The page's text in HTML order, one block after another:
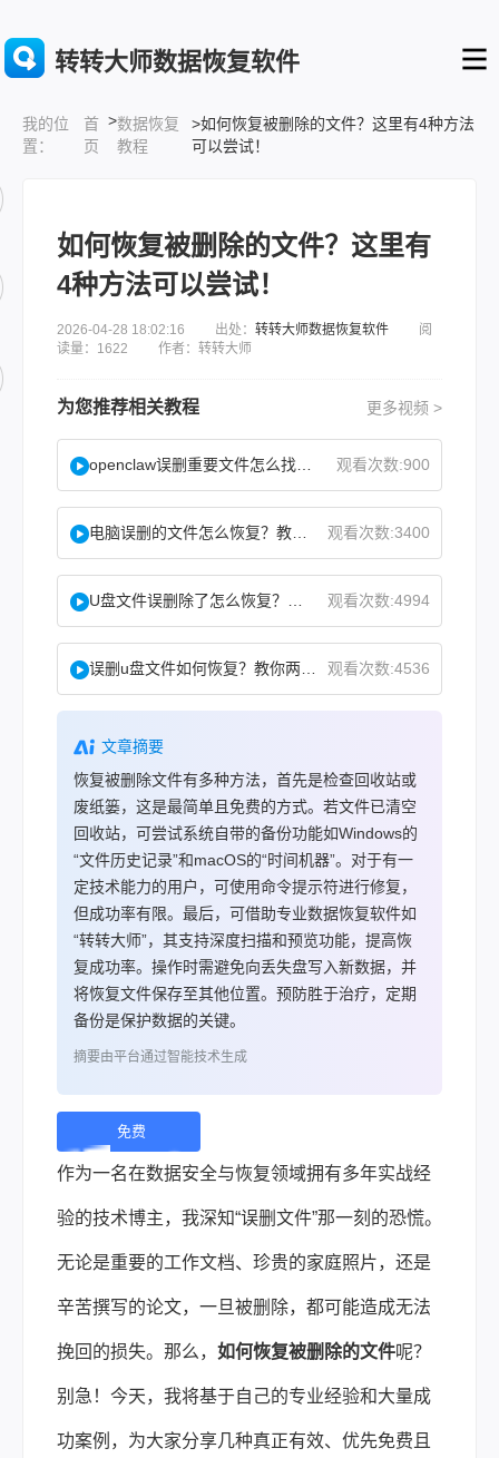
转转大师数据恢复软件
我的位
置：
首
页
>数据恢复
教程
>如何恢复被删除的文件？这里有4种方法
可以尝试！
如何恢复被删除的文件？这里有
4种方法可以尝试！
2026-04-28 18:02:16 出处： 转转大师数据恢复软件 阅
读量：1622 作者：转转大师
为您推荐相关教程 更多视频 >
观看次数:900
观看次数:3400
观看次数:4994
观看次数:4536
文章摘要
恢复被删除文件有多种方法，首先是检查回收站或
废纸篓，这是最简单且免费的方式。若文件已清空
回收站，可尝试系统自带的备份功能如Windows的
“文件历史记录”和macOS的“时间机器”。对于有一
定技术能力的用户，可使用命令提示符进行修复，
但成功率有限。最后，可借助专业数据恢复软件如
“转转大师”，其支持深度扫描和预览功能，提高恢
复成功率。操作时需避免向丢失盘写入新数据，并
将恢复文件保存至其他位置。预防胜于治疗，定期
备份是保护数据的关键。
摘要由平台通过智能技术生成
免费
下
载 |
作为一名在数据安全与恢复领域拥有多年实战经
验的技术博主，我深知“误删文件”那一刻的恐慌。
无论是重要的工作文档、珍贵的家庭照片，还是
辛苦撰写的论文，一旦被删除，都可能造成无法
挽回的损失。那么， 如何恢复被删除的文件呢？
别急！今天，我将基于自己的专业经验和大量成
功案例，为大家分享几种真正有效、优先免费且